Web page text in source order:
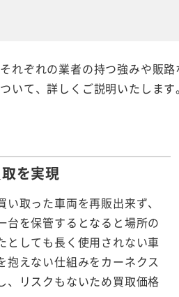
ぞれの業者の持つ強みや販
いて、詳しくご説明いたします。
を実現
取った車両を再販出来ず、
台を保管するとなると場所の
としても長く使用されない車
抱えない仕組みをカーネクス
、リスクもないため買取価格